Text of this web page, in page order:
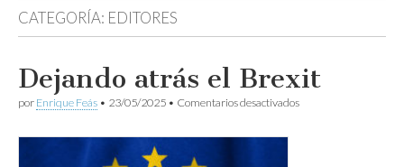
CATEGORÍA: EDITORES
Dejando atrás el Brexit
por Enrique Feás • 23/05/2025 • Comentarios desactivadosen